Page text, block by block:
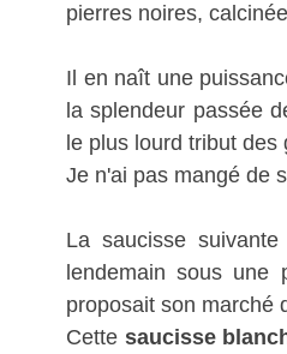
pierres noires,
Il en naît une
la splendeur passée
le plus lourd tribut
Je n'ai pas mangé de
La saucisse
lendemain sous une
proposait son marché
Cette saucisse